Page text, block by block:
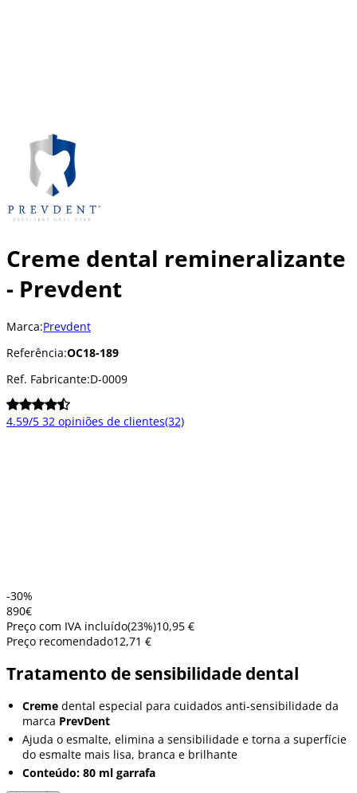
Creme dental remineralizante
- Prevdent
Marca:Prevdent
Referência:OC18-189
Ref. Fabricante:D-0009
4.59/5 32 opiniões de clientes(32)
-30%
890€
Preço com IVA incluído(23%)10,95 €
Preço recomendado12,71 €
Tratamento de sensibilidade dental
Creme dental especial para cuidados anti-sensibilidade da
marca PrevDent
Ajuda o esmalte, elimina a sensibilidade e torna a superfície
do esmalte mais lisa, branca e brilhante
Conteúdo: 80 ml garrafa